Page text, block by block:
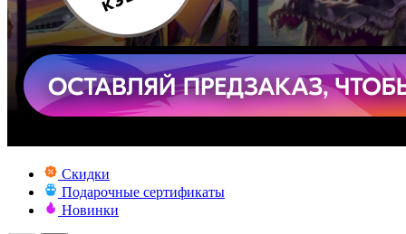
Скидки
Подарочные сертификаты
Новинки